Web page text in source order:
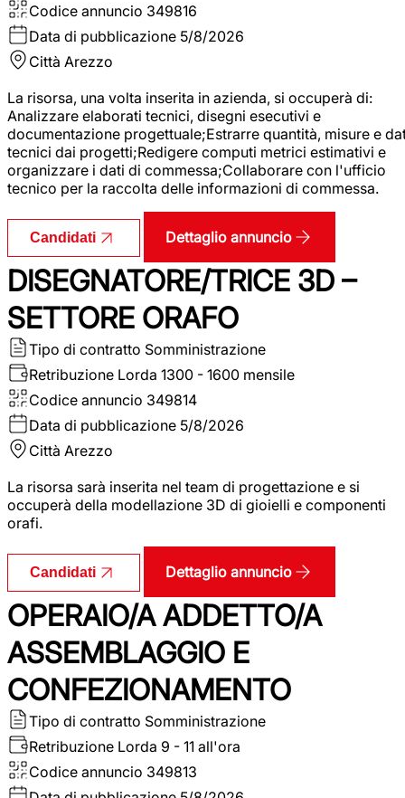
Codice annuncio 349816
Data di pubblicazione 5/8/2026
Città Arezzo
La risorsa, una volta inserita in azienda, si occuperà di:
Analizzare elaborati tecnici, disegni esecutivi e
documentazione progettuale;Estrarre quantità, misure e
tecnici dai progetti;Redigere computi metrici estimativi e
organizzare i dati di commessa;Collaborare con l'ufficio
tecnico per la raccolta delle informazioni di commessa.
Candidati Dettaglio annuncio
DISEGNATORE/TRICE 3D –
SETTORE ORAFO
Tipo di contratto Somministrazione
Retribuzione Lorda 1300 - 1600 mensile
Codice annuncio 349814
Data di pubblicazione 5/8/2026
Città Arezzo
La risorsa sarà inserita nel team di progettazione e si
occuperà della modellazione 3D di gioielli e componenti
orafi.
Candidati Dettaglio annuncio
OPERAIO/A ADDETTO/A
ASSEMBLAGGIO E
CONFEZIONAMENTO
Tipo di contratto Somministrazione
Retribuzione Lorda 9 - 11 all'ora
Codice annuncio 349813